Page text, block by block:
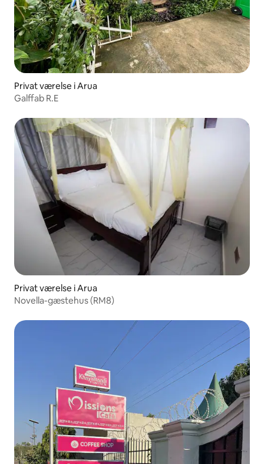
Privat værelse i Arua
Galffab R.E
Privat værelse i Arua
Novella-gæstehus (RM8)